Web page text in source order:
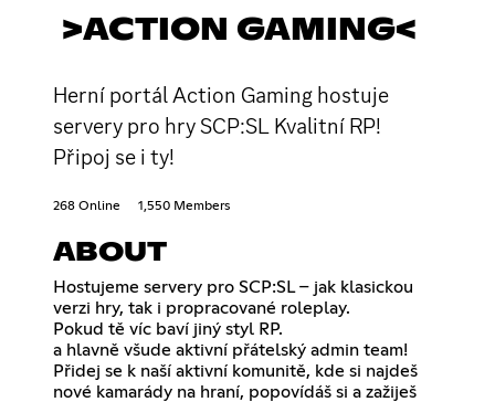
>ACTION GAMING<
Herní portál Action Gaming hostuje
servery pro hry SCP:SL Kvalitní RP!
Připoj se i ty!
268 Online 1,550 Members
ABOUT
Hostujeme servery pro SCP:SL – jak klasickou
verzi hry, tak i propracované roleplay.
Pokud tě víc baví jiný styl RP.
a hlavně všude aktivní přátelský admin team!
Přidej se k naší aktivní komunitě, kde si najdeš
nové kamarády na hraní, popovídáš si a zažiješ